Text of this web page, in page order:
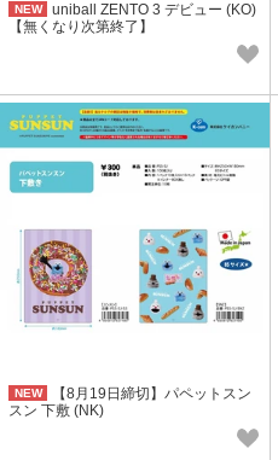
NEW
uniball ZENTO 3 デビュー (KO)
【無くなり次第終了】
NEW
【8月19日締切】パペットスン
スン 下敷 (NK)